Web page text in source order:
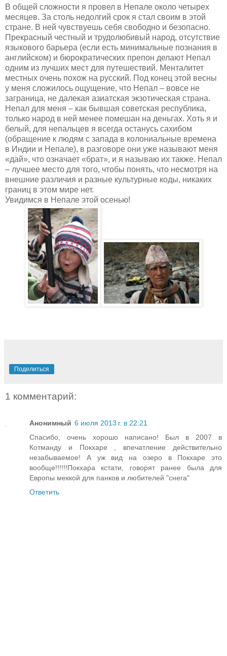
В общей сложности я провел в Непале около четырех
месяцев. За столь недолгий срок я стал своим в этой
стране. В ней чувствуешь себя свободно и безопасно.
Прекрасный честный и трудолюбивый народ, отсутствие
языкового барьера (если есть минимальные познания в
английском) и бюрократических препон делают Непал
одним из лучших мест для путешествий. Менталитет
местных очень похож на русский. Под конец этой весны
у меня сложилось ощущение, что Непал – вовсе не
заграница, не далекая азиатская экзотическая страна.
Непал для меня – как бывшая советская республика,
только народ в ней менее помешан на деньгах. Хоть я и
белый, для непальцев я всегда останусь сахибом
(обращение к людям с запада в колониальные времена
в Индии и Непале), в разговоре они уже называют меня
«дай», что означает «брат», и я называю их также. Непал
– лучшее место для того, чтобы понять, что несмотря на
внешние различия и разные культурные коды, никаких
границ в этом мире нет.
Увидимся в Непале этой осенью!
Поделиться
1 комментарий:
Анонимный 6 июля 2013 г. в 22:21
Спасибо, очень хорошо написано! Был в 2007 в
Котманду и Покхаре , впечатление действительно
незабываемое! А уж вид на озеро в Покхаре это
вообще!!!!!!Покхара кстати, говорят ранее была для
Европы меккой для панков и любителей "снега"
Ответить